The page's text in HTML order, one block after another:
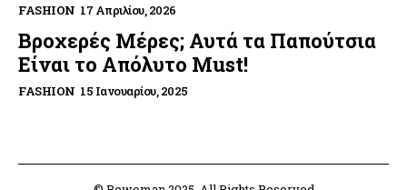
FASHION 17 Απριλίου, 2026
Βροχερές Μέρες; Αυτά τα Παπούτσια
Είναι το Απόλυτο Must!
FASHION 15 Ιανουαρίου, 2025